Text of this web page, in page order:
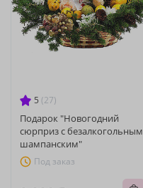
5 (27)
Подарок "Новогодний
сюрприз с безалкогольным
шампанским"
Под заказ